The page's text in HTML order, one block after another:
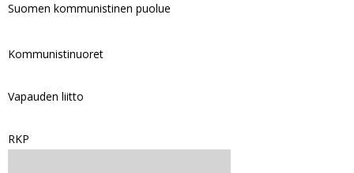
Suomen kommunistinen puolue
Kommunistinuoret
Vapauden liitto
RKP